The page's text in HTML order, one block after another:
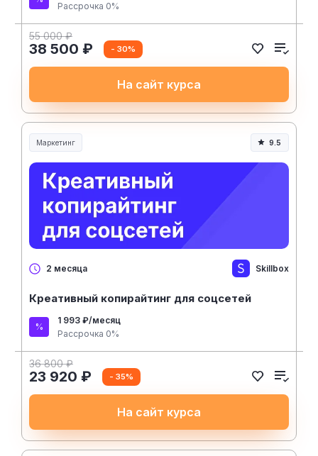
Рассрочка 0%
55 000 ₽
38 500 ₽ - 30%
На сайт курса
Маркетинг 9.5
2 месяца Skillbox
Креативный копирайтинг для соцсетей
1 993 ₽/месяц
Рассрочка 0%
36 800 ₽
23 920 ₽ - 35%
На сайт курса